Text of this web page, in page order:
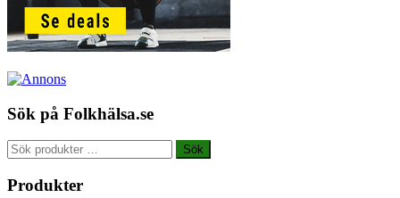
Sök på Folkhälsa.se
Sök
efter:
Sök
Produkter